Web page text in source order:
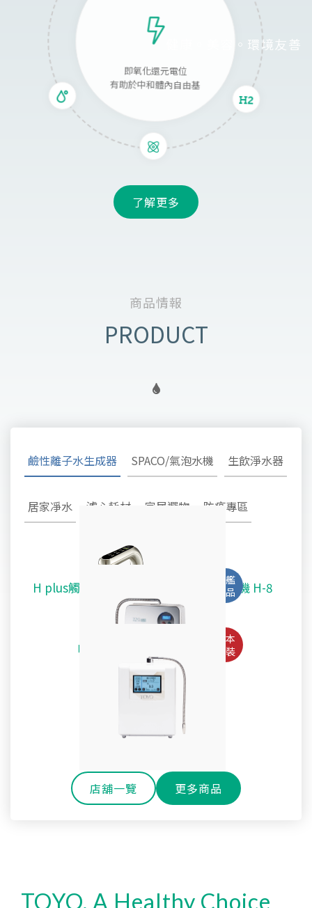
健康。美容。環境友善
即氧化還元電位
有助於中和體內自由基
了解更多
商品情報
鹼性離子水生成器 SPACO/氣泡水機 生飲淨水器
居家凈水 濾心耗材 家居選物 防疫專區
H plus觸控廚下型-鹼性離子水雙溫飲水機 H-8
鹼性離子水生成器TYH-71GS
還元水素水生成器TW-H1
SPACO 觸控櫥下型-氣泡水冰溫熱飲水機 X-3
Pro
SPACO 觸控櫥下型-雙溫飲水機 P-3 Pro
SPACO 櫥下型-RO直輸淨水器 R1 (800G)
淨水御守 - 安心生飲淨水器 OMAMORI - 2SF
淨水御守-全效能生飲淨水器 OMAMORI-2PF
櫥下型雙溫熱飲機 H-301
不鏽鋼全戶式除氯系統 TYS-200
全戶式淨軟水除氯系統 TYR-450S
TW-308及TW-H1專用主體濾心TA-1100
TW-508專用主體濾心TA-1200
淨水御守-全效能御守濾心
OMAMORI-JC
戶外休閒環保雙層玻璃水瓶
鹼性離子水超酸水生成器TYH-202
Super Water mini次氯酸水生成器
店舖一覽 更多商品
TOYO, A Healthy Choice